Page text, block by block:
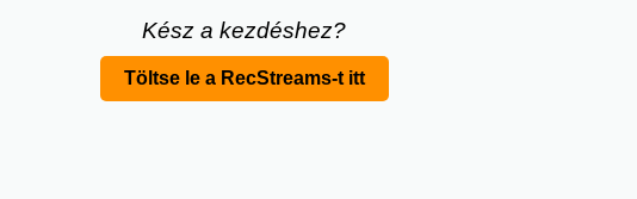
Kész a kezdéshez?
Töltse le a RecStreams-t itt